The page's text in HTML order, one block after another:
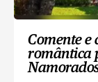
Comente e
romântica